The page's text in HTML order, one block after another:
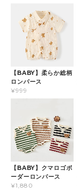
【BABY】柔らか総柄
ロンパース
¥999
【BABY】クマロゴボ
ーダーロンパース
¥1,880